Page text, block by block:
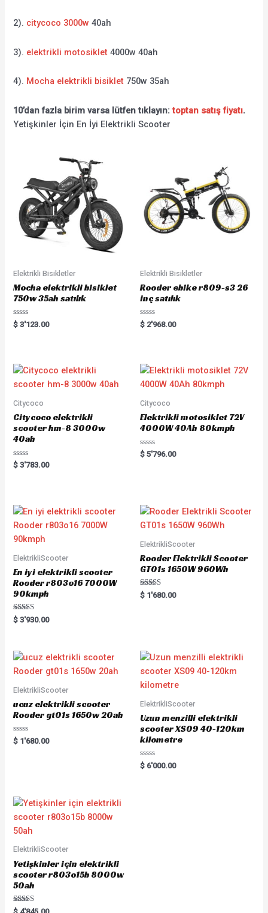
2). citycoco 3000w 40ah
3). elektrikli motosiklet 4000w 40ah
4). Mocha elektrikli bisiklet 750w 35ah
10’dan fazla birim varsa lütfen tıklayın:toptan satış fiyatı.
Yetişkinler İçin En İyi Elektrikli Scooter
Elektrikli Bisikletler
Mocha elektrikli bisiklet
750w 35ah satılık
Rated
0
$ 3'123.00
Elektrikli Bisikletler
Rooder ebike r809-s3 26
inç satılık
Rated
0
$ 2'968.00
Citycoco
Citycoco elektrikli
scooter hm-8 3000w
40ah
Rated
0
$ 3'783.00
Citycoco
Elektrikli motosiklet 72V
4000W 40Ah 80kmph
Rated
0
$ 5'796.00
ElektrikliScooter
En iyi elektrikli scooter
Rooder r803o16 7000W
90kmph
Rated
5.00
$ 3'930.00
ElektrikliScooter
Rooder Elektrikli Scooter
GT01s 1650W 960Wh
Rated
5.00
$ 1'680.00
ElektrikliScooter
ucuz elektrikli scooter
Rooder gt01s 1650w 20ah
Rated
0
$ 1'680.00
ElektrikliScooter
Uzun menzilli elektrikli
scooter XS09 40-120km
kilometre
Rated
0
$ 6'000.00
ElektrikliScooter
Yetişkinler için elektrikli
scooter r803o15b 8000w
50ah
Rated